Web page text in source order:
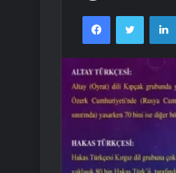
FacebookTwitter